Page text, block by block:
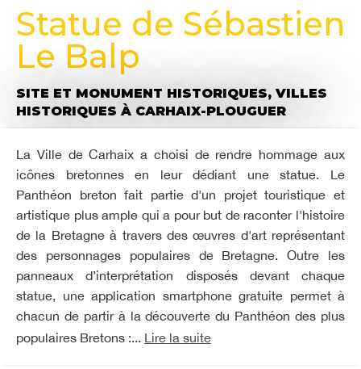
Statue de Sébastien
Le Balp
SITE ET MONUMENT HISTORIQUES,VILLES
HISTORIQUES À CARHAIX-PLOUGUER
La Ville de Carhaix a choisi de rendre hommage aux
icônes bretonnes en leur dédiant une statue. Le
Panthéon breton fait partie d'un projet touristique et
artistique plus ample qui a pour but de raconter l'histoire
de la Bretagne à travers des œuvres d'art représentant
des personnages populaires de Bretagne. Outre les
panneaux d’interprétation disposés devant chaque
statue, une application smartphone gratuite permet à
chacun de partir à la découverte du Panthéon des plus
populaires Bretons :... Lire la suite